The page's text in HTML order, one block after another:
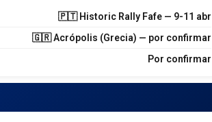
🇵🇹 Historic Rally Fafe — 9-11 abr
🇬🇷 Acrópolis (Grecia) — por confirmar
Por confirmar